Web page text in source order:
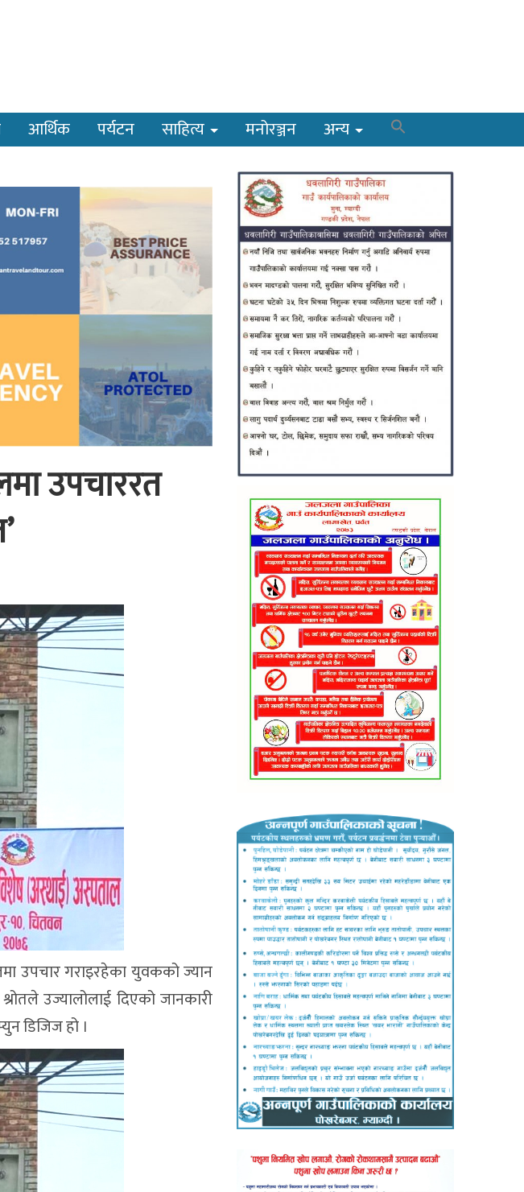
आर्थिक पर्यटन साहित्य मनोरञ्जन अन्य
उपचाररत
उपचार गराइरहेका युवकको ज्यान
उज्यालोलाई दिएको जानकारी
डिजिज हो ।